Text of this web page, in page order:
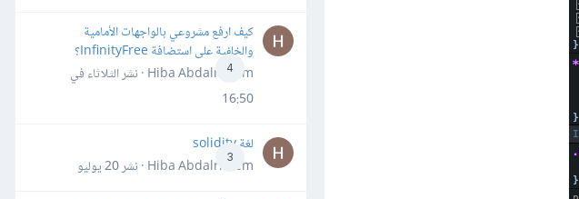
4
كيف ارفع مشروعي بالواجهات الأمامية
والخلفية على استضافة InfinityFree؟
Hiba Abdalrheem · نشر
الثلاثاء في
16:50
3
لغة solidity
Hiba Abdalrheem · نشر
20 يوليو